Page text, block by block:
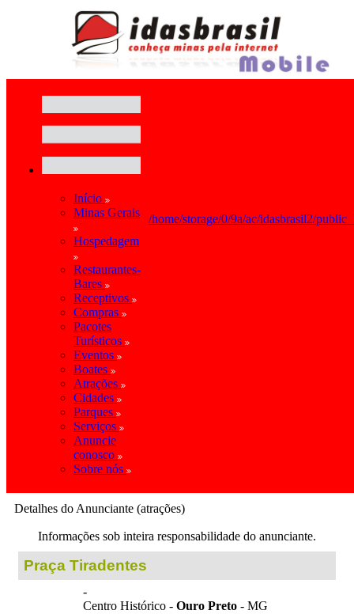
Início
Minas Gerais
Hospedagem
Restaurantes-
Bares
Receptivos
Compras
Pacotes
Turísticos
Eventos
Boates
Atrações
Cidades
Parques
Serviços
Anuncie
conosco
Sobre nós
/home/storage/0/9a/ac/idasbrasil2/
Detalhes do Anunciante (atrações)
Informações sob inteira responsabilidade do anunciante.
Praça Tiradentes
-
Centro Histórico - Ouro Preto - MG